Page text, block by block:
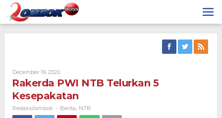
Skip
content
December 19, 2020By
Redaksilombok
Rakerda PWI NTB Telurkan 5
Kesepakatan
Redaksilombok - Berita NTB